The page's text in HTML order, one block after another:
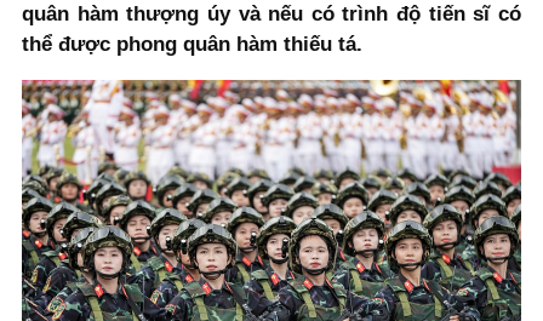
quân hàm thượng úy và nếu có trình độ tiến sĩ có
thể được phong quân hàm thiếu tá.